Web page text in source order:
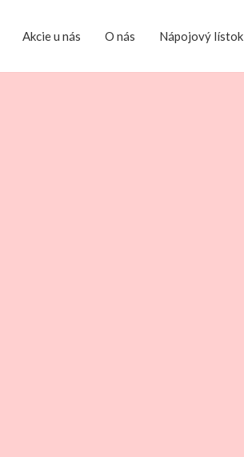
Akcie u nás O nás Nápojový lístok